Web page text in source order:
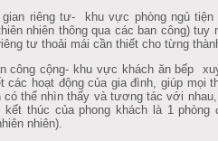
gian riêng tư- khu vực phòng ngủ tiện
nhiên thông qua các ban công) tuy
tư thoải mái cần thiết cho từng
công cộng- khu vực khách ăn bếp
các hoạt động của gia đình, giúp mọi
có thể nhìn thấy và tương tác với
thúc của phong khách là 1 phòng
nhiên).